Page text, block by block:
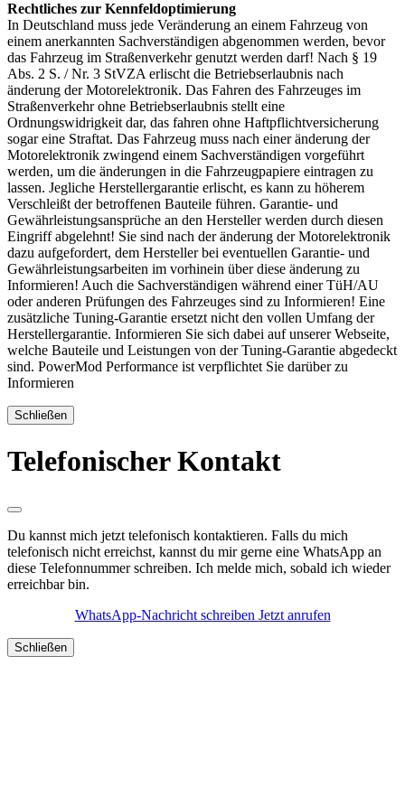
Rechtliches zur Kennfeldoptimierung
In Deutschland muss jede Veränderung an einem Fahrzeug von
einem anerkannten Sachverständigen abgenommen werden, bevor
das Fahrzeug im Straßenverkehr genutzt werden darf! Nach § 19
Abs. 2 S. / Nr. 3 StVZA erlischt die Betriebserlaubnis nach
änderung der Motorelektronik. Das Fahren des Fahrzeuges im
Straßenverkehr ohne Betriebserlaubnis stellt eine
Ordnungswidrigkeit dar, das fahren ohne Haftpflichtversicherung
sogar eine Straftat. Das Fahrzeug muss nach einer änderung der
Motorelektronik zwingend einem Sachverständigen vorgeführt
werden, um die änderungen in die Fahrzeugpapiere eintragen zu
lassen. Jegliche Herstellergarantie erlischt, es kann zu höherem
Verschleißt der betroffenen Bauteile führen. Garantie- und
Gewährleistungsansprüche an den Hersteller werden durch diesen
Eingriff abgelehnt! Sie sind nach der änderung der Motorelektronik
dazu aufgefordert, dem Hersteller bei eventuellen Garantie- und
Gewährleistungsarbeiten im vorhinein über diese änderung zu
Informieren! Auch die Sachverständigen während einer TüH/AU
oder anderen Prüfungen des Fahrzeuges sind zu Informieren! Eine
zusätzliche Tuning-Garantie ersetzt nicht den vollen Umfang der
Herstellergarantie. Informieren Sie sich dabei auf unserer Webseite,
welche Bauteile und Leistungen von der Tuning-Garantie abgedeckt
sind. PowerMod Performance ist verpflichtet Sie darüber zu
Informieren
Schließen
Telefonischer Kontakt
Du kannst mich jetzt telefonisch kontaktieren. Falls du mich
telefonisch nicht erreichst, kannst du mir gerne eine WhatsApp an
diese Telefonnummer schreiben. Ich melde mich, sobald ich wieder
erreichbar bin.
WhatsApp-Nachricht schreiben Jetzt anrufen
Schließen